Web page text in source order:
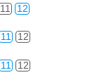
11 12
11 12
11 12